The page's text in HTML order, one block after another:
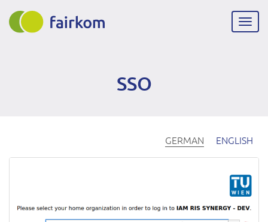
Direkt
zum
SSO
GERMAN ENGLISH